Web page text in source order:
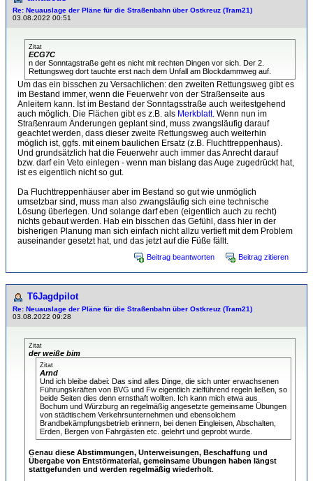
Re: Neuauslage der Pläne für die Straßenbahn über Ostkreuz (Tram21)
03.08.2022 00:51
Zitat
ECG7C
n der Sonntagstraße geht es nicht mit rechten Dingen vor sich. Der 2.
Rettungsweg dort tauchte erst nach dem Unfall am Blockdammweg auf.
Um das ein bisschen zu Versachlichen: den zweiten Rettungsweg gibt es
im Bestand immer, wenn die Feuerwehr von der Straßenseite aus
Anleitern kann. Ist im Bestand der Sonntagsstraße auch weitestgehend
auch möglich. Die Flächen gibt es z.B. als Merkblatt. Wenn nun im
Straßenraum Änderungen geplant sind, muss zwangsläufig darauf
geachtet werden, dass dieser zweite Rettungsweg auch weiterhin
möglich ist, ggfs. mit einem baulichen Ersatz (z.B. Fluchttreppenhaus).
Und grundsätzlich hat die Feuerwehr auch immer das Anrecht darauf
bzw. darf ein Veto einlegen - wenn man bislang das Auge zugedrückt hat,
ist es eigentlich nicht so gut.
Da Fluchttreppenhäuser aber im Bestand so gut wie unmöglich
umsetzbar sind, muss man also zwangsläufig sich eine technische
Lösung überlegen. Und solange darf eben (eigentlich auch zu recht)
nichts gebaut werden. Hab ein bisschen das Gefühl, dass hier in der
bisherigen Planung man sich einfach nicht allzu vertieft mit dem Problem
auseinander gesetzt hat, und das jetzt auf die Füße fällt.
Beitrag beantworten Beitrag zitieren
T6Jagdpilot
Re: Neuauslage der Pläne für die Straßenbahn über Ostkreuz (Tram21)
03.08.2022 09:28
Zitat
der weiße bim
Zitat
Arnd
Und ich bleibe dabei: Das sind alles Dinge, die sich unter erwachsenen
Führungskräften von BVG und Fw eigentlich zielführend regeln ließen, so
beide Seiten dies denn ernsthaft wollten. Ich kann mich etwa aus
Bochum und Würzburg an regelmäßig angesetzte gemeinsame Übungen
von städtischem Verkehrsunternehmen und ebensolchem
Brandbekämpfungsbetrieb erinnern, bei denen Eingleisen, Abschalten,
Erden, Bergen von Fahrgästen etc. gelehrt und geprobt wurde.
Genau diese Abstimmungen, Unterweisungen, Beschaffung und
Übergabe von Entstörmaterial, gemeinsame Übungen haben längst
stattgefunden und werden regelmäßig wiederholt